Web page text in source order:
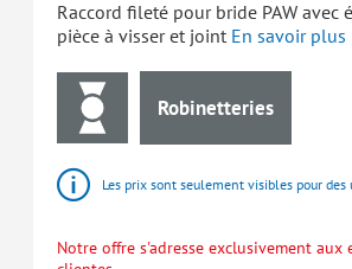
Raccord fileté pour bride PAW avec
pièce à visser et joint En savoir plus
Robinetteries
Les prix sont seulement visibles pour
Notre offre s'adresse exclusivement aux